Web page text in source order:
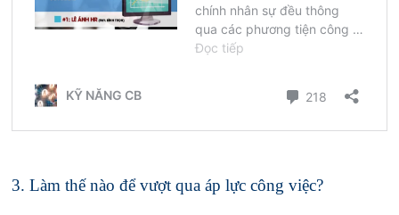
3. Làm thế nào để vượt qua áp lực công việc?